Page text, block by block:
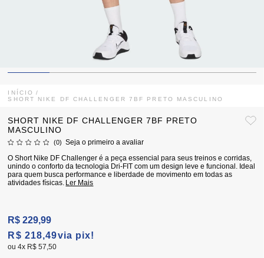
INÍCIO
SHORT NIKE DF CHALLENGER 7BF PRETO MASCULINO
SHORT NIKE DF CHALLENGER 7BF PRETO
MASCULINO
(0)
Seja o primeiro a avaliar
O Short Nike DF Challenger é a peça essencial para seus treinos e corridas,
unindo o conforto da tecnologia Dri-FIT com um design leve e funcional. Ideal
para quem busca performance e liberdade de movimento em todas as
atividades físicas. Ler Mais
R$ 218,49via pix!
R$ 229,99
4x R$ 57,50